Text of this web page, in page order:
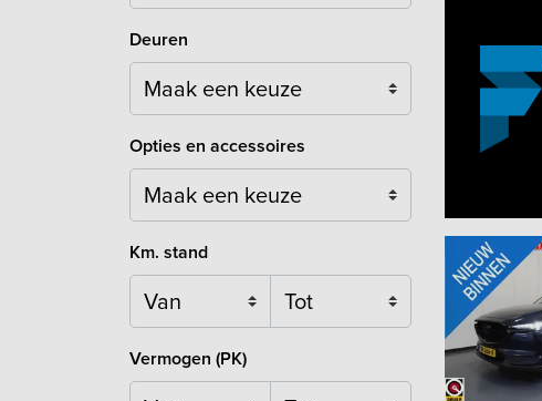
Deuren
Maak een keuze
Opties en accessoires
Maak een keuze
Km. stand
Vermogen (PK)